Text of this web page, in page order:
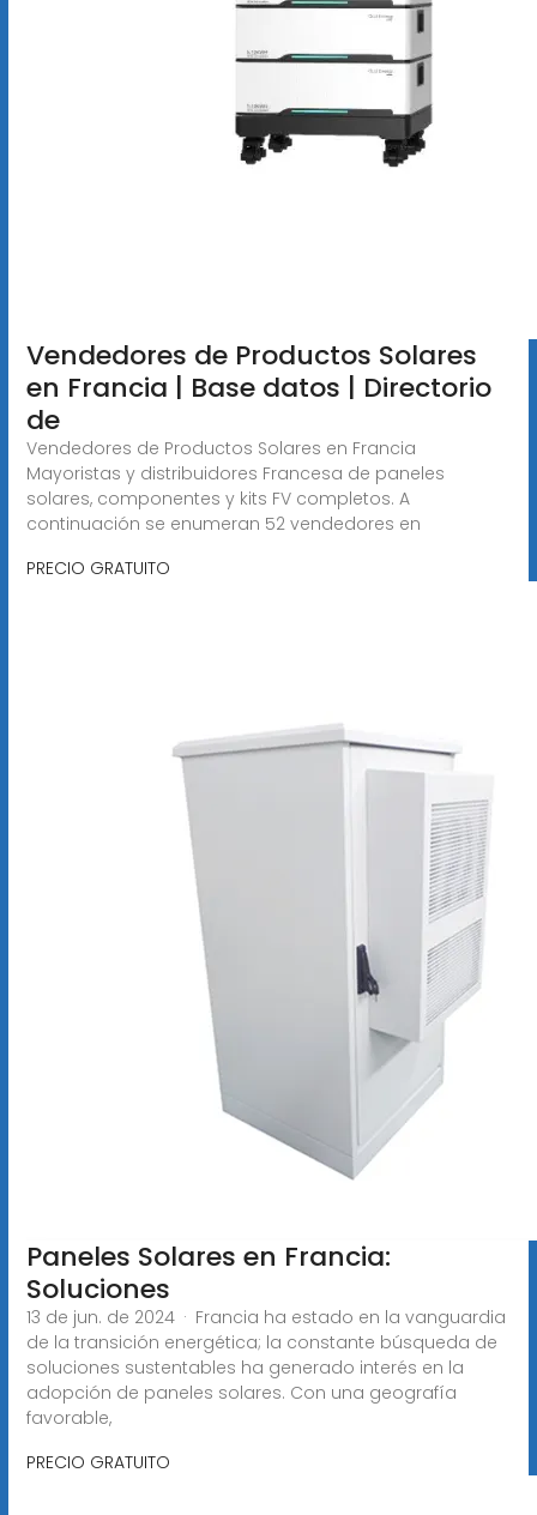
Vendedores de Productos Solares
en Francia | Base datos | Directorio
de
Vendedores de Productos Solares en Francia
Mayoristas y distribuidores Francesa de paneles
solares, componentes y kits FV completos. A
continuación se enumeran 52 vendedores en
PRECIO GRATUITO
Paneles Solares en Francia:
Soluciones
13 de jun. de 2024 · Francia ha estado en la vanguardia
de la transición energética; la constante búsqueda de
soluciones sustentables ha generado interés en la
adopción de paneles solares. Con una geografía
favorable,
PRECIO GRATUITO